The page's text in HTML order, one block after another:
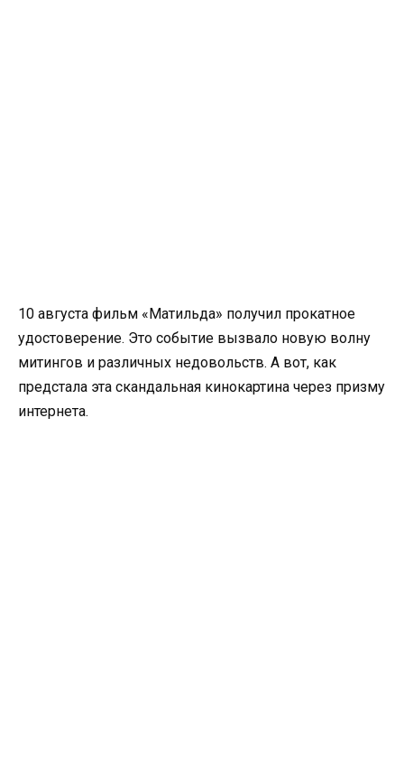
10 августа фильм «Матильда» получил прокатное
удостоверение. Это событие вызвало новую волну
митингов и различных недовольств. А вот, как
предстала эта скандальная кинокартина через призму
интернета.